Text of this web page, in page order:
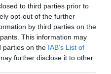
to third parties prior to
opt-out of the further
by third parties on the
This information may
parties on the IAB’s List of
further disclose it to other
ocuparnos dos
enteras.
las obligaciones de
como figura en su carta
bit.ly/rGowbW